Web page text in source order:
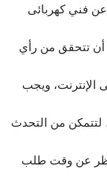
فني كهربائى
أن تتحقق من رأي
الإنترنت، ويجب
لتتمكن من التحدث
عن وقت طلب